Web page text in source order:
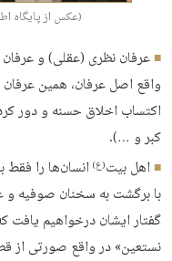
(عکس از پایگاه
عرفان نظری (عقلی) و
واقع اصل عرفان، همین
اکتساب اخلاق حسنه و دور
کبر و …).
اهل بیت(ع) انسان‌ها را فقط
با برگشت به سخنان صوفیه
گفتار ایشان درخواهیم یافت
نستعین» در واقع صورتی